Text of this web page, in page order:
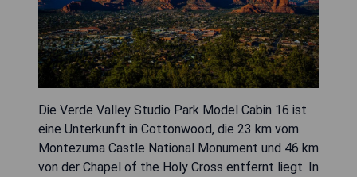
Die Verde Valley Studio Park Model Cabin 16 ist
eine Unterkunft in Cottonwood, die 23 km vom
Montezuma Castle National Monument und 46 km
von der Chapel of the Holy Cross entfernt liegt. In